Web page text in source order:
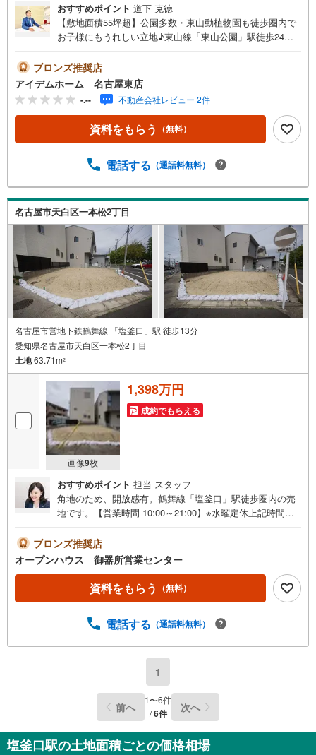
おすすめポイント 道下 克徳
【敷地面積55坪超】公園多数・東山動植物園も徒歩圏内で
お子様にもうれしい立地♪東山線「東山公園」駅徒歩24
い合わせお待ちしております☆＼天白区植田山6期☆全5区
画【1号地】/当日のご来店・ご見学、大歓迎♪■地下鉄東山
線「東山公園」駅 徒歩24分（約1920m）■大坪小学校 :徒
歩20分（約1580m）■御幸山中学校:徒歩37分（約2930m）
＜自己資金0円でも大丈夫！＞*水曜日も営業しておりま
す！*今から見たい！聞きたい！にスピード対応！*自己資
資金計画でご不安な方もおまかせください！弊社HPにて物
い物件の魅力をたっぷりご紹介しております♪さらに店内
には豊富な物件資料や発売予定物件等ございます☆この機
会にぜひお問い合わせください♪
ブロンズ推奨店
アイデムホーム 名古屋東店
-.-- 不動産会社レビュー 2件
資料をもらう （無料）
電話する （通話料無料）
名古屋市天白区一本松2丁目
名古屋市営地下鉄鶴舞線 「塩釜口」駅 徒歩13分
愛知県名古屋市天白区一本松2丁目
土地63.71m2
画像9枚
1,398万円
成約でもらえる
おすすめポイント 担当 スタッフ
角地のため、開放感有。鶴舞線「塩釜口」駅徒歩圏内の売
地です。【営業時間 10:00～21:00】※水曜定休上記時間は
絡ください！現地を見学される場合は「室内・現地を見学
する（無料）」ボタンよりご希望の日時をご記入いただけ
ますとスムーズにご案内が可能です。◎現地のご案内につ
いて・平日や夜遅い時間帯もご案内が可能 ※定休日を除
く・経験豊富なスタッフが物件詳細を丁寧にご説明いたし
します。・チャイルドシートのご用意ございます。◎個別F
大歓迎です！年間8000棟以上の限定物件を発表しているオ
ープンハウスだから出会える物件が多数ございます。ぜひ
お気軽にご連絡・ご相談ください！※限定物件:当社のみ、
もしくは当社を含めた数社でのみご紹介可能なオープンハ
ウス・ディベロップメントの物件
ブロンズ推奨店
オープンハウス 御器所営業センター
資料をもらう （無料）
電話する （通話料無料）
1
前へ 1〜6件
/6件 次へ
塩釜口駅の土地面積ごとの価格相場